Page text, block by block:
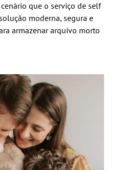
que o serviço de self
moderna, segura e
armazenar arquivo morto